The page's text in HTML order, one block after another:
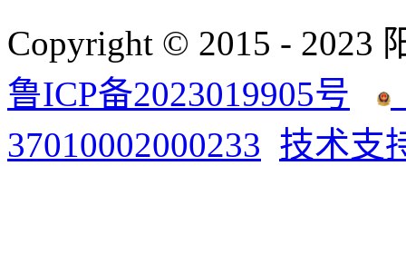
Copyright © 2015 - 2023
鲁ICP备2023019905号
37010002000233 技术支